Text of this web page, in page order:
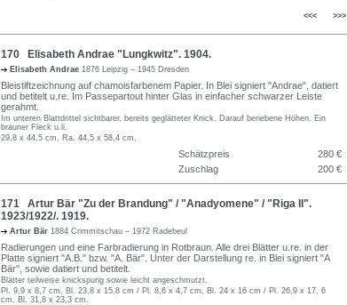
<<< >>>
170 Elisabeth Andrae "Lungkwitz". 1904.
Elisabeth Andrae 1876 Leipzig – 1945 Dresden
Bleistiftzeichnung auf chamoisfarbenem Papier. In Blei signiert "Andrae", datiert
und betitelt u.re. Im Passepartout hinter Glas in einfacher schwarzer Leiste
gerahmt.
Im unteren Blattdrittel sichtbarer, bereits geglätteter Knick. Darauf beriebene Höhen. Ein
brauner Fleck u.li.
29,8 x 44,5 cm, Ra. 44,5 x 58,4 cm.
Schätzpreis
280 €
Zuschlag
200 €
171 Artur Bär "Zu der Brandung" / "Anadyomene" / "Riga II".
1923/1922/. 1919.
Artur Bär 1884 Crimmitschau – 1972 Radebeul
Radierungen und eine Farbradierung in Rotbraun. Alle drei Blätter u.re. in der
Platte signiert "A.B." bzw. "A. Bär". Unter der Darstellung re. in Blei signiert "A
Bär", sowie datiert und betitelt.
Blätter teilweise knickspurig sowie leicht angeschmutzt.
Pl. 9,9 x 8,7 cm, Bl. 23,8 x 15,8 cm / Pl. 8,6 x 4,7 cm, Bl. 24 x 16 cm / Pl. 26,9 x 17, 6
cm, Bl. 31,8 x 23,3 cm.